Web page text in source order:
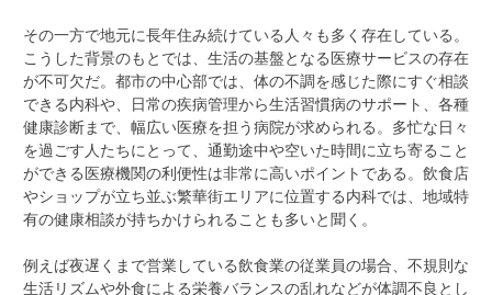
その一方で地元に長年住み続けている人々も多く存在している。
こうした背景のもとでは、生活の基盤となる医療サービスの存在
が不可欠だ。都市の中心部では、体の不調を感じた際にすぐ相談
できる内科や、日常の疾病管理から生活習慣病のサポート、各種
健康診断まで、幅広い医療を担う病院が求められる。多忙な日々
を過ごす人たちにとって、通勤途中や空いた時間に立ち寄ること
ができる医療機関の利便性は非常に高いポイントである。飲食店
やショップが立ち並ぶ繁華街エリアに位置する内科では、地域特
有の健康相談が持ちかけられることも多いと聞く。
例えば夜遅くまで営業している飲食業の従業員の場合、不規則な
生活リズムや外食による栄養バランスの乱れなどが体調不良とし